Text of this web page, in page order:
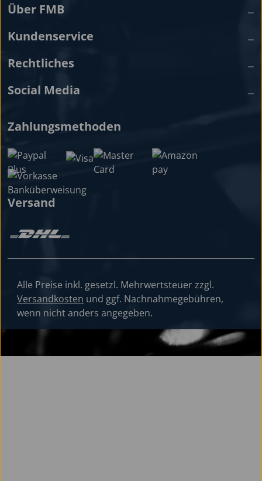
Über FMB
Kundenservice
Rechtliches
Social Media
Zahlungsmethoden
Versand
Alle Preise inkl. gesetzl. Mehrwertsteuer zzgl.
Versandkosten und ggf. Nachnahmegebühren,
wenn nicht anders angegeben.